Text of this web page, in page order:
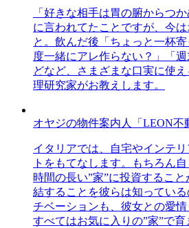
「好きな相手は胃の腑からつ
に言われてたことですが、今
と。飲んだ後「ちょっと一杯
度一緒にアレ作らない？」「
どなど、さまざまな口実に使
理研究家がお教えします。
オヤジの物件案内人「LEON不
イタリアでは、自宅やインテ
トをもてなします。もちろん
時間の長い”家”に投資するこ
結することを彼らは知ってい
チベーションも、彼女との愛情
すべてはお気に入りの”家”で